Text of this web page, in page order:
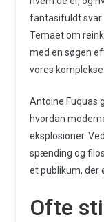
fantasifuldt svar
Temaet om
med en søgen
vores komplekse
Antoine Fuquas
hvordan
eksplosioner.
spænding og
et publikum, der
Ofte